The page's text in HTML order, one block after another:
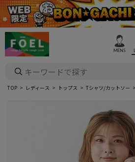
MENS
TOP レディース トップス Tシャツ/カットソー